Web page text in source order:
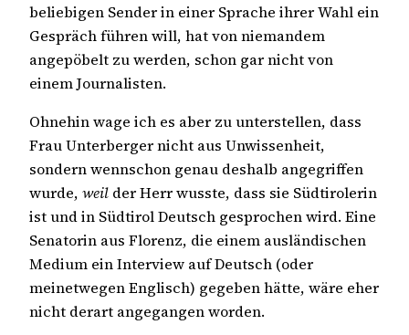
beliebigen Sender in einer Sprache ihrer Wahl ein
Gespräch führen will, hat von niemandem
angepöbelt zu werden, schon gar nicht von
einem Journalisten.
Ohnehin wage ich es aber zu unterstellen, dass
Frau Unterberger nicht aus Unwissenheit,
sondern wennschon genau deshalb angegriffen
wurde, weil der Herr wusste, dass sie Südtirolerin
ist und in Südtirol Deutsch gesprochen wird. Eine
Senatorin aus Florenz, die einem ausländischen
Medium ein Interview auf Deutsch (oder
meinetwegen Englisch) gegeben hätte, wäre eher
nicht derart angegangen worden.